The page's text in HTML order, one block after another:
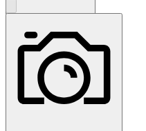
Traderas køberbeskyttelse